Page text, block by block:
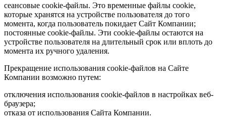
сеансовые cookie-файлы. Это временные файлы cookie,
которые хранятся на устройстве пользователя до того
момента, когда пользователь покидает Сайт Компании;
постоянные cookie-файлы. Эти cookie-файлы остаются на
устройстве пользователя на длительный срок или вплоть до
момента их ручного удаления.
Прекращение использования cookie-файлов на Сайте
Компании возможно путем:
отключения использования cookie-файлов в настройках веб-
браузера;
отказа от использования Сайта Компании.